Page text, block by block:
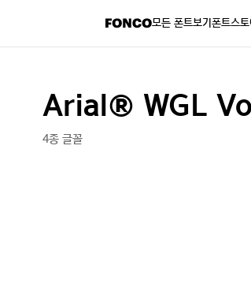
모든 폰트보기폰트스토
Arial® WGL
4종 글꼴